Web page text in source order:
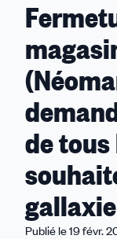
êtes
ici
de
Publié le 19 févr.